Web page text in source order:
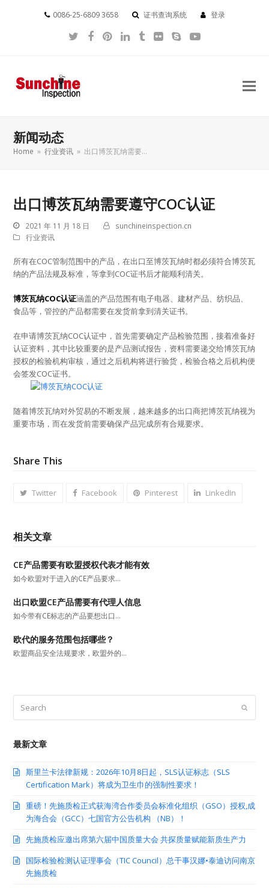
0086-25-6809 3658 证书查询系统 登录
Twitter
Facebook
Pinterest
LinkedIn
Tumblr
FlickrSkypeYouTube
新闻动态
Home » 行业资讯 » 出口博茨瓦纳需要…
出口博茨瓦纳需要遵守COC认证
2021 年 11 月 18 日
sunchineinspection.cn
行业资讯
所有在COC管制范围中的产品，在出口至博茨瓦纳时都必须符合博茨瓦
纳的产品法规及标准，等拿到COC证书后才能顺利清关。
博茨瓦纳COC认证涵盖的产品范围有电子电器、建材产品、纺织品、
食品等，管控的产品都需要在发货前拿到清关证书。
在申请博茨瓦纳COC认证中，首先需要确定产品检验范围，接着准备好
认证资料，其中比较重要的是产品测试报告，资料需要递交给博茨瓦纳
授权的检验机构审核，通过之后机构将进行验货，检验合格之后机构便
会签发COC证书。
随着博茨瓦纳对外贸易的不断发展，越来越多的出口商把博茨瓦纳视为
重要市场，而在发货前需要确保产品完成所有合规要求。
Share This
Twitter Facebook Pinterest LinkedIn
相关文章
CE产品需要有欧盟授权代表才能有效
如今欧盟对于进入的CE产品要求…
出口欧盟CE产品需要有代理人信息
如今带有CE标志的产品要想出口…
欧代的服务范围包括哪些？
欧盟商品安全法规要求，欧盟外的…
最新文章
斯里兰卡法律新规：2026年10月8日起，SLS认证标志（SLS
Certification Mark）将成为卫生巾的强制性要求！
重磅！先施质检正式获海湾合作委员会标准化组织（GSO）授权,成
为海合会（GCC）七国官方公告机构 （NB）！
先施质检应邀出席第六届中国质量大会 共探质量赋能新质生产力
国际检验检测认证理事会（TIC Council）总干事汉娜•泰迪访问南京
先施质检